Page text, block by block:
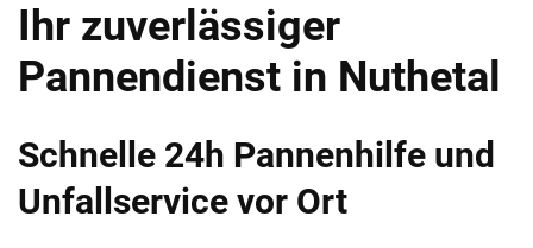
Ihr zuverlässiger
Pannendienst in Nuthetal
Schnelle 24h Pannenhilfe und
Unfallservice vor Ort